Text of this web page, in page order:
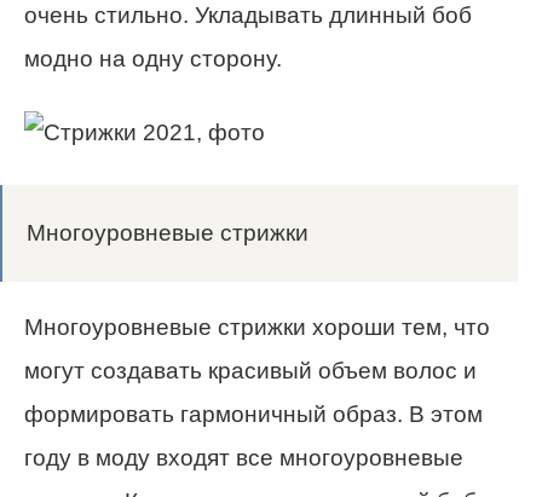
очень стильно. Укладывать длинный боб
модно на одну сторону.
Многоуровневые стрижки
Многоуровневые стрижки хороши тем, что
могут создавать красивый объем волос и
формировать гармоничный образ. В этом
году в моду входят все многоуровневые